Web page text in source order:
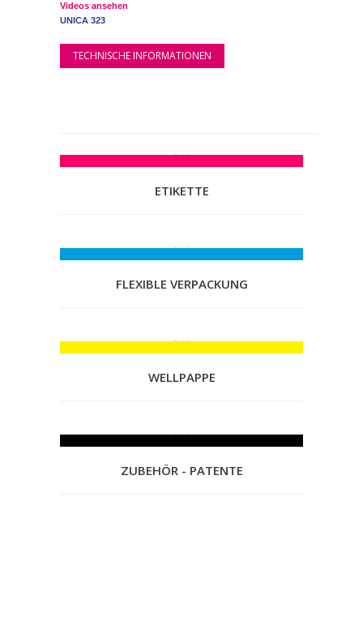
Videos ansehen
UNICA 323
TECHNISCHE INFORMATIONEN
ETIKETTE
FLEXIBLE VERPACKUNG
WELLPAPPE
ZUBEHÖR - PATENTE